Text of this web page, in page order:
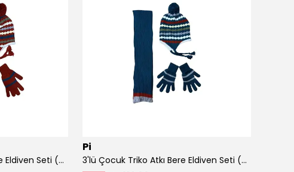
3'lü Çocuk Triko Atkı Bere Eldiven Seti (3-7 Yaş) – Kışlık Aksesuar Takımı Kırmızı
Pi
3'lü Çocuk Triko Atkı Bere Eldiven Seti (3-7 Yaş) – Kışlık Aksesuar Takımı Lacivert